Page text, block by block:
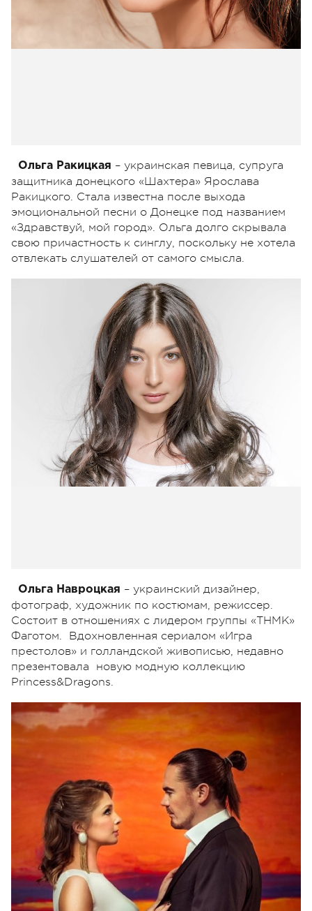
Ольга Ракицкая – украинская певица, супруга
защитника донецкого «Шахтера» Ярослава
Ракицкого. Стала известна после выхода
эмоциональной песни о Донецке под названием
«Здравствуй, мой город». Ольга долго скрывала
свою причастность к синглу, поскольку не хотела
отвлекать слушателей от самого смысла.
Ольга Навроцкая – украинский дизайнер,
фотограф, художник по костюмам, режиссер.
Состоит в отношениях с лидером группы «ТНМК»
Фаготом. Вдохновленная сериалом «Игра
престолов» и голландской живописью, недавно
презентовала новую модную коллекцию
Princess&Dragons.